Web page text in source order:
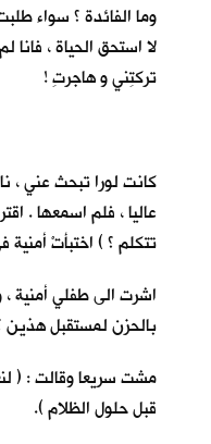
وما الفائدة ؟ سواء
لا استحق الحياة ،
تركتِني و هاجرتِ !
كانت لورا تبحث عني ،
عاليا ، فلم اسمعها .
تتكلم ؟ ) اختبأتْ
اشرت الى طفلي أمنية ،
بالحزن لمستقبل هذين
مشت سريعا وقالت : (
قبل حلول الظلام ).